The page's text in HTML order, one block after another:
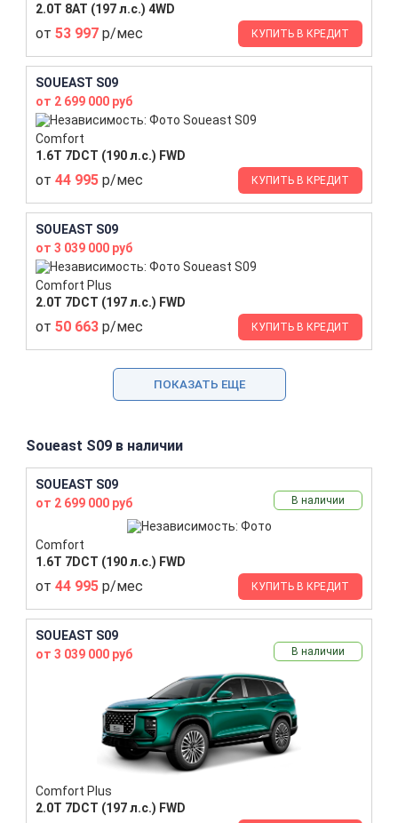
2.0T 8AT (197 л.с.) 4WD
от 53 997 р/мес КУПИТЬ В КРЕДИТ
SOUEAST S09
от 2 699 000 руб
Comfort
1.6T 7DCT (190 л.с.) FWD
от 44 995 р/мес КУПИТЬ В КРЕДИТ
SOUEAST S09
от 3 039 000 руб
Comfort Plus
2.0T 7DCT (197 л.с.) FWD
от 50 663 р/мес КУПИТЬ В КРЕДИТ
ПОКАЗАТЬ ЕЩЕ
Soueast S09 в наличии
SOUEAST S09
от 2 699 000 руб
В наличии
Comfort
1.6T 7DCT (190 л.с.) FWD
от 44 995 р/мес КУПИТЬ В КРЕДИТ
SOUEAST S09
от 3 039 000 руб
В наличии
Comfort Plus
2.0T 7DCT (197 л.с.) FWD